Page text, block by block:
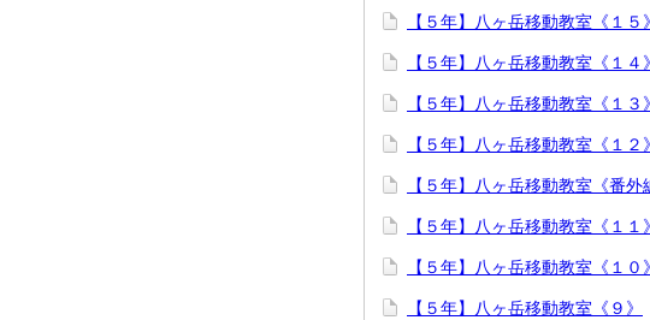
【５年】八ヶ岳移動教室《１５》
【５年】八ヶ岳移動教室《１４》
【５年】八ヶ岳移動教室《１３》
【５年】八ヶ岳移動教室《１２》
【５年】八ヶ岳移動教室《番外
【５年】八ヶ岳移動教室《１１》
【５年】八ヶ岳移動教室《１０》
【５年】八ヶ岳移動教室《９》